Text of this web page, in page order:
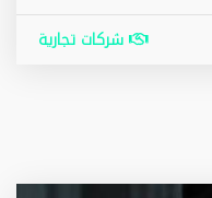
شركات تجارية